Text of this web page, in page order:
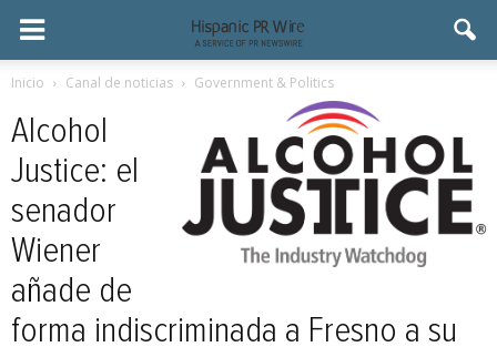
Inicio Canal de noticias Government & Politics
Alcohol
Justice: el
senador
Wiener
añade de
forma indiscriminada a Fresno a su